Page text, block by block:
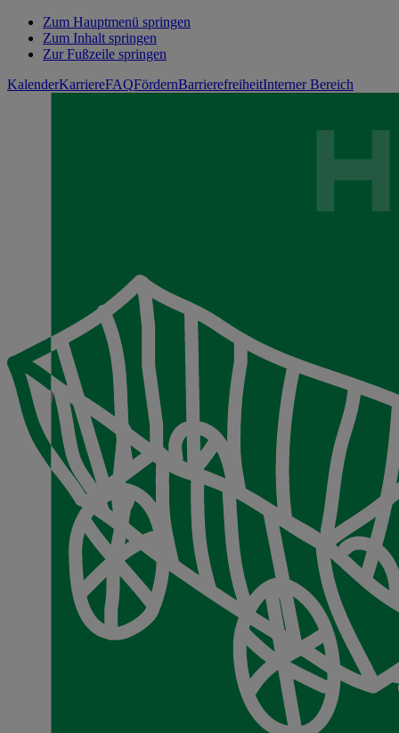
Zum Hauptmenü springen
Zum Inhalt springen
Zur Fußzeile springen
KalenderKarriereFAQFördernBarrierefreiheitInterner Bereich